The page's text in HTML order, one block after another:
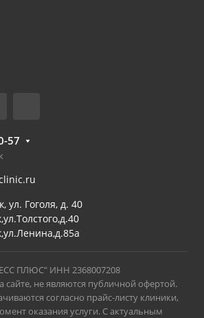
57
ул. Гоголя, д. 40
ПЛЮС" ИНН 2368007208
не являются публичной офертой.
согласно прайс-листу клиники,
оказания услуги. С актуальным